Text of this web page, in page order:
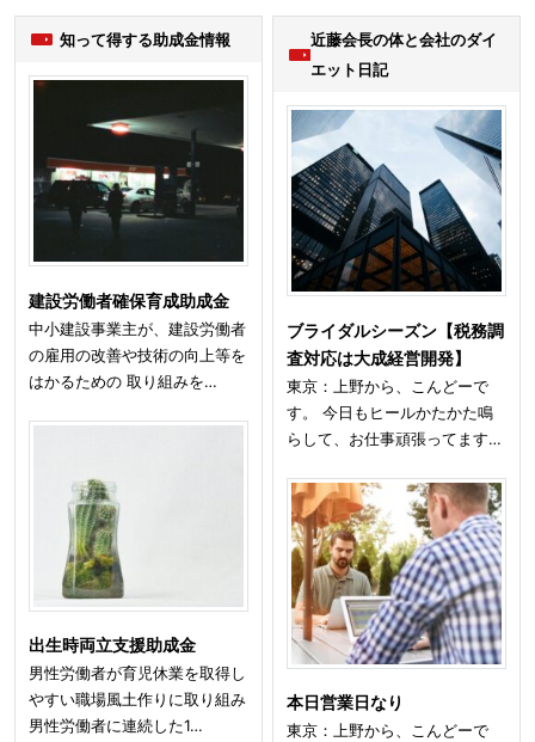
知って得する助成金情報
建設労働者確保育成助成金
中小建設事業主が、建設労働者
の雇用の改善や技術の向上等を
はかるための 取り組みを…
出生時両立支援助成金
男性労働者が育児休業を取得し
やすい職場風土作りに取り組み
男性労働者に連続した1…
近藤会長の体と会社のダイ
エット日記
ブライダルシーズン【税務調
査対応は大成経営開発】
東京：上野から、こんどーで
す。 今日もヒールかたかた鳴
らして、お仕事頑張ってます…
本日営業日なり
東京：上野から、こんどーで